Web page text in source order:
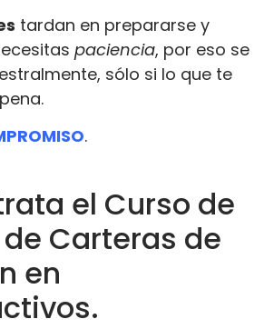
tardan en prepararse y
paciencia, por eso se
sólo si lo que te
.
el Curso de
Carteras de
en